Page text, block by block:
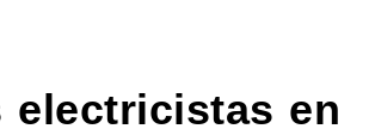
electricistas en